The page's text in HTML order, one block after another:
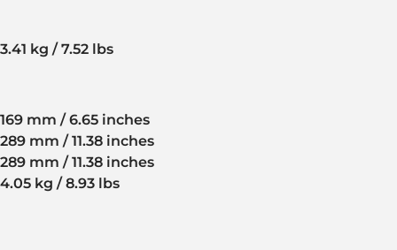
3.41 kg / 7.52 lbs
169 mm / 6.65 inches
289 mm / 11.38 inches
289 mm / 11.38 inches
4.05 kg / 8.93 lbs